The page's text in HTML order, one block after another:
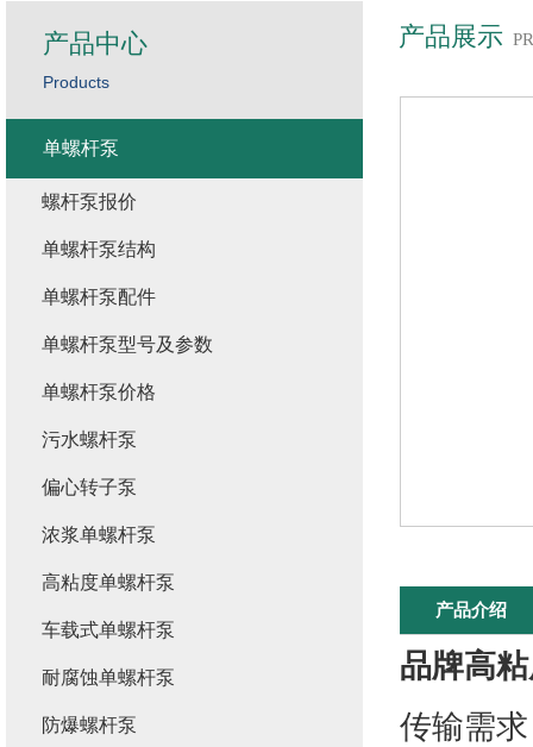
产品展示
产品介绍
品牌高
传输需
产品中心
Products
单螺杆泵
螺杆泵报价
单螺杆泵结构
单螺杆泵配件
单螺杆泵型号及参数
单螺杆泵价格
污水螺杆泵
偏心转子泵
浓浆单螺杆泵
高粘度单螺杆泵
车载式单螺杆泵
耐腐蚀单螺杆泵
防爆螺杆泵